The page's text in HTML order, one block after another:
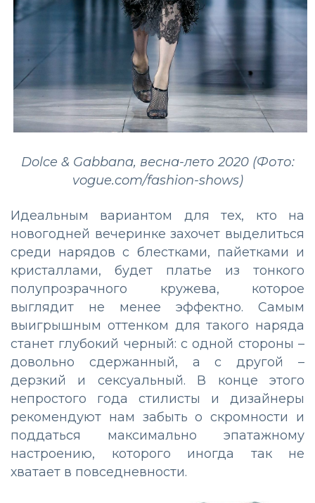
Dolce & Gabbana, весна-лето 2020 (Фото:
vogue.com/fashion-shows)
Идеальным вариантом для тех, кто на
новогодней вечеринке захочет выделиться
среди нарядов с блестками, пайетками и
кристаллами, будет платье из тонкого
полупрозрачного кружева, которое
выглядит не менее эффектно. Самым
выигрышным оттенком для такого наряда
станет глубокий черный: с одной стороны –
довольно сдержанный, а с другой –
дерзкий и сексуальный. В конце этого
непростого года стилисты и дизайнеры
рекомендуют нам забыть о скромности и
поддаться максимально эпатажному
настроению, которого иногда так не
хватает в повседневности.